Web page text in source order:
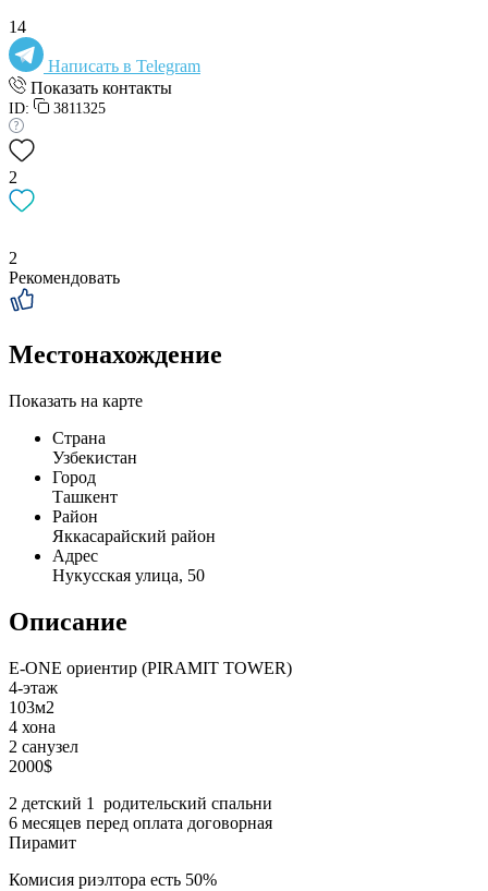
14
Написать в Telegram
Показать контакты
ID: 3811325
2
2
Рекомендовать
Местонахождение
Показать на карте
Страна
Узбекистан
Город
Ташкент
Район
Яккасарайский район
Адрес
Нукусская улица, 50
Описание
E-ONE ориентир (PIRAMIT TOWER)
4-этаж
103м2
4 хона
2 санузел
2000$
2 детский 1 родительский спальни
6 месяцев перед оплата договорная
Пирамит
Комисия риэлтора есть 50%